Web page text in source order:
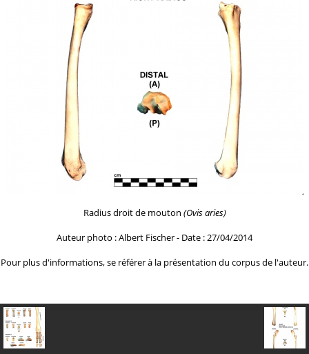
Radius droit de mouton (Ovis aries)
Auteur photo : Albert Fischer - Date : 27/04/2014
Pour plus d'informations, se référer à la présentation du corpus de l'auteur.